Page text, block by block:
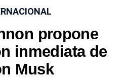
propone
inmediata de
Musk